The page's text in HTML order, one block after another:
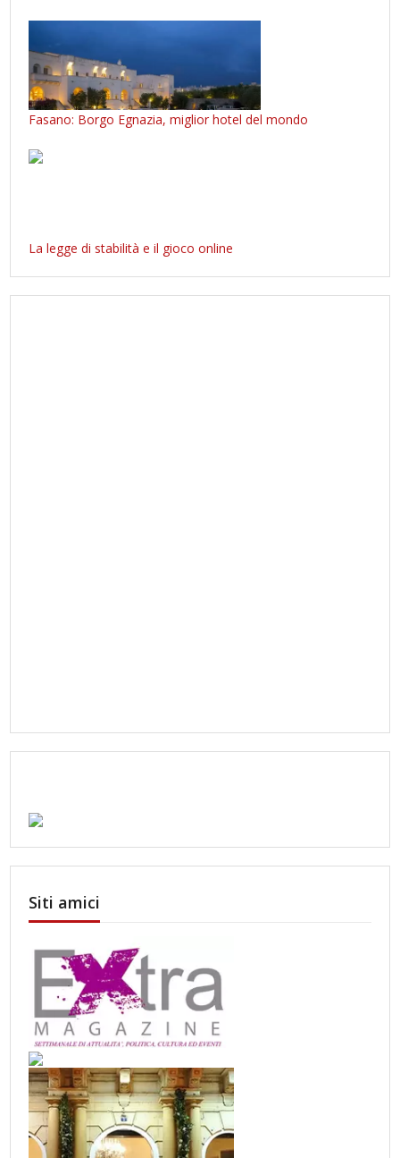
Fasano: Borgo Egnazia, miglior hotel del mondo
La legge di stabilità e il gioco online
Siti amici